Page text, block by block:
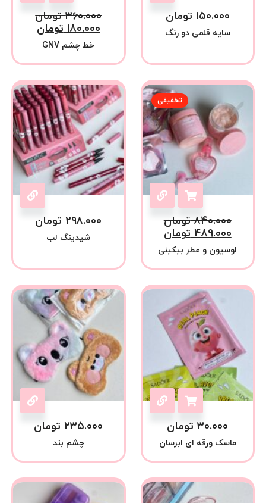
۱۵۰.۰۰۰ تومان
سایه قلمی دو رنگ
۳۶۰.۰۰۰ تومان
۱۸۰.۰۰۰ تومان
خط چشم GNV
تخفیفی
۸۴۰.۰۰۰ تومان
۴۸۹.۰۰۰ تومان
لوسیون و عطر بیکینی
۲۹۸.۰۰۰ تومان
شیدینگ لب
۳۰.۰۰۰ تومان
ماسک ورقه ای ابرسان
۲۳۵.۰۰۰ تومان
چشم بند